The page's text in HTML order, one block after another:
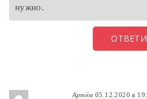
нужно.
Артём 05.12.2020 в